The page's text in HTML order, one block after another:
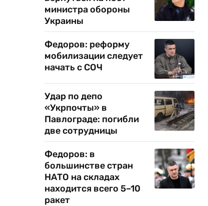
министра обороны
Украины
Федоров: реформу
мобилизации следует
начать с СОЧ
Удар по депо
«Укрпочты» в
Павлограде: погибли
две сотрудницы
Федоров: в
большинстве стран
НАТО на складах
находится всего 5–10
ракет